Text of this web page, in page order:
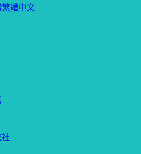
繁體中文